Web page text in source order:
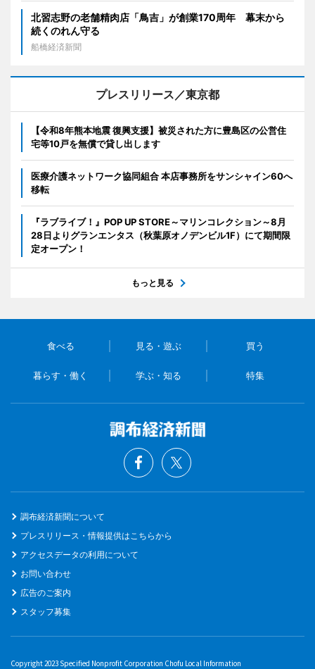
北習志野の老舗精肉店「鳥吉」が創業170周年 幕末から
続くのれん守る
船橋経済新聞
プレスリリース／東京都
【令和8年熊本地震 復興支援】被災された方に豊島区の公営住
宅等10戸を無償で貸し出します
医療介護ネットワーク協同組合 本店事務所をサンシャイン60へ
移転
『ラブライブ！』POP UP STORE～マリンコレクション～8月
28日よりグランエンタス（秋葉原オノデンビル1F）にて期間限
定オープン！
もっと見る
食べる 見る・遊ぶ 買う
暮らす・働く 学ぶ・知る 特集
調布経済新聞について
プレスリリース・情報提供はこちらから
アクセスデータの利用について
お問い合わせ
広告のご案内
スタッフ募集
Copyright 2023 Specified Nonprofit Corporation Chofu Local Information